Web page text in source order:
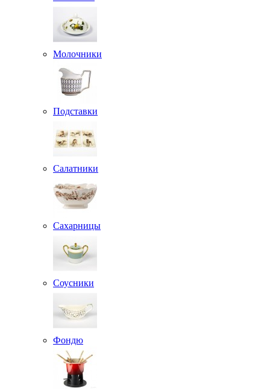
Молочники
Подставки
Салатники
Сахарницы
Соусники
Фондю